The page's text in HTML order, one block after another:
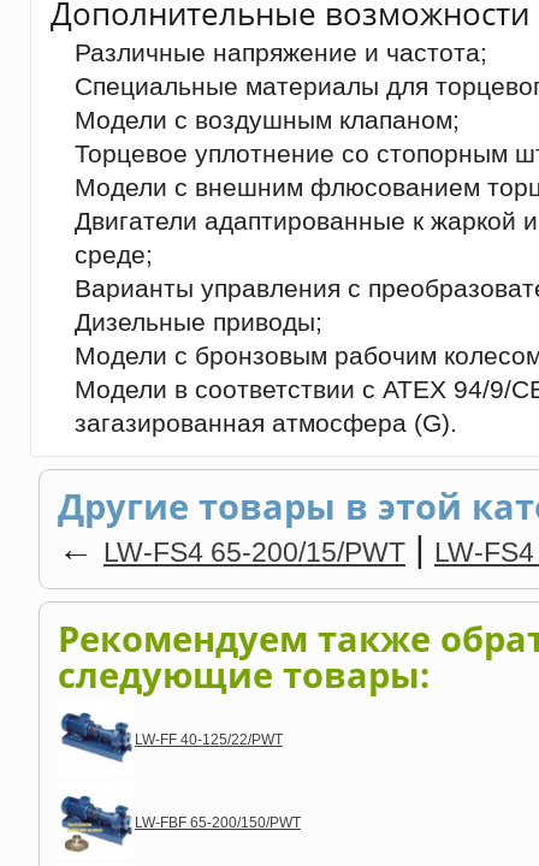
Дополнительные возможности
Различные напряжение и частота;
Специальные материалы для
Модели с воздушным клапаном;
Торцевое уплотнение со стопорным
Модели с внешним флюсованием
Двигатели адаптированные к
среде;
Варианты управления с
Дизельные приводы;
Модели с бронзовым рабочим
Модели в соответствии с ATEX 94/9/
загазированная атмосфера (G).
Другие товары в этой
← LW-FS4 65-200/15/PWT | LW-
Рекомендуем также
следующие товары:
LW-FF 40-125/22/PWT
LW-FBF 65-200/150/PWT